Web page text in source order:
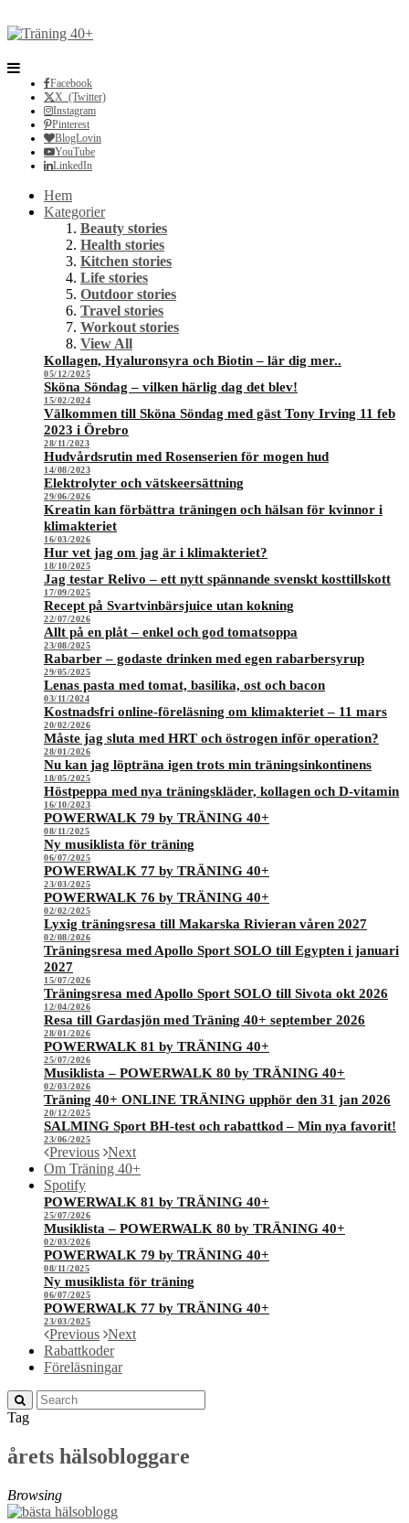
Facebook
X (Twitter)
Instagram
Pinterest
BlogLovin
YouTube
LinkedIn
Hem
Kategorier
Beauty stories
Health stories
Kitchen stories
Life stories
Outdoor stories
Travel stories
Workout stories
View All
Kollagen, Hyaluronsyra och Biotin – lär dig mer..
05/12/2025
Sköna Söndag – vilken härlig dag det blev!
15/02/2024
Välkommen till Sköna Söndag med gäst Tony Irving 11 feb
2023 i Örebro
28/11/2023
Hudvårdsrutin med Rosenserien för mogen hud
14/08/2023
Elektrolyter och vätskeersättning
29/06/2026
Kreatin kan förbättra träningen och hälsan för kvinnor i
klimakteriet
16/03/2026
Hur vet jag om jag är i klimakteriet?
18/10/2025
Jag testar Relivo – ett nytt spännande svenskt kosttillskott
17/09/2025
Recept på Svartvinbärsjuice utan kokning
22/07/2026
Allt på en plåt – enkel och god tomatsoppa
23/08/2025
Rabarber – godaste drinken med egen rabarbersyrup
29/05/2025
Lenas pasta med tomat, basilika, ost och bacon
03/11/2024
Kostnadsfri online-föreläsning om klimakteriet – 11 mars
20/02/2026
Måste jag sluta med HRT och östrogen inför operation?
28/01/2026
Nu kan jag löpträna igen trots min träningsinkontinens
18/05/2025
Höstpeppa med nya träningskläder, kollagen och D-vitamin
16/10/2023
POWERWALK 79 by TRÄNING 40+
08/11/2025
Ny musiklista för träning
06/07/2025
POWERWALK 77 by TRÄNING 40+
23/03/2025
POWERWALK 76 by TRÄNING 40+
02/02/2025
Lyxig träningsresa till Makarska Rivieran våren 2027
02/08/2026
Träningsresa med Apollo Sport SOLO till Egypten i januari
2027
15/07/2026
Träningsresa med Apollo Sport SOLO till Sivota okt 2026
12/04/2026
Resa till Gardasjön med Träning 40+ september 2026
28/01/2026
POWERWALK 81 by TRÄNING 40+
25/07/2026
Musiklista – POWERWALK 80 by TRÄNING 40+
02/03/2026
Träning 40+ ONLINE TRÄNING upphör den 31 jan 2026
20/12/2025
SALMING Sport BH-test och rabattkod – Min nya favorit!
23/06/2025
Previous Next
Om Träning 40+
Spotify
POWERWALK 81 by TRÄNING 40+
25/07/2026
Musiklista – POWERWALK 80 by TRÄNING 40+
02/03/2026
POWERWALK 79 by TRÄNING 40+
08/11/2025
Ny musiklista för träning
06/07/2025
POWERWALK 77 by TRÄNING 40+
23/03/2025
Previous Next
Rabattkoder
Föreläsningar
Tag
årets hälsobloggare
Browsing